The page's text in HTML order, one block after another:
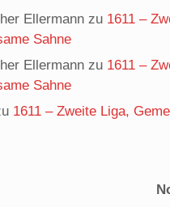
Ellermann zu 1611 –
Sahne
Ellermann zu 1611 –
Sahne
1611 – Zweite Liga,